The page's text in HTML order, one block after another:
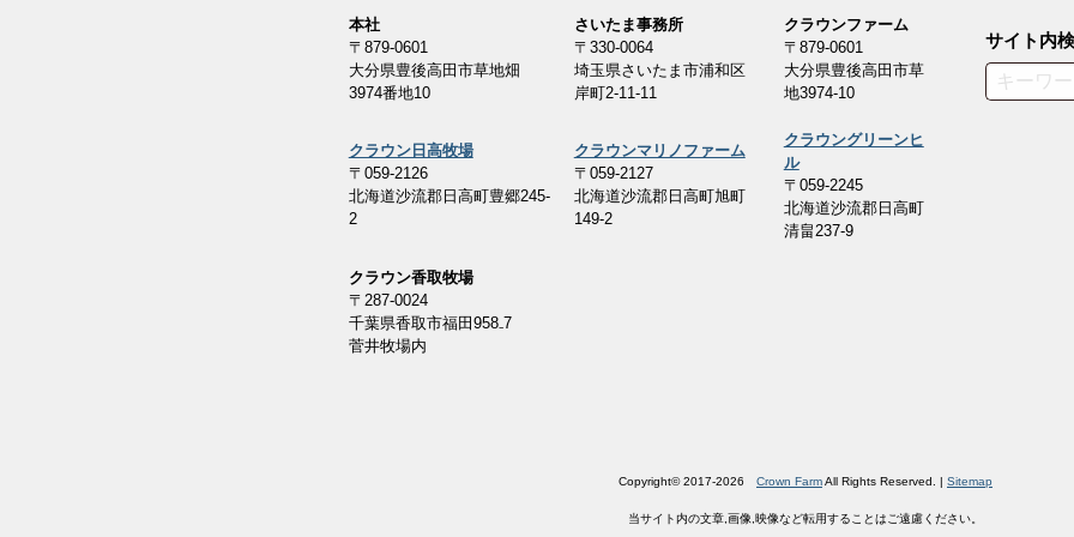
本社
〒879-0601
大分県豊後高田市草地畑
3974番地10
さいたま事務所
〒330-0064
埼玉県さいたま市浦和区
岸町2-11-11
クラウンファーム
〒879-0601
大分県豊後高田市草
地3974-10
クラウン日高牧場
〒059-2126
北海道沙流郡日高町豊郷245-
2
クラウンマリノファーム
〒059-2127
北海道沙流郡日高町旭町
149-2
クラウングリーンヒ
ル
〒059-2245
北海道沙流郡日高町
清畠237-9
クラウン香取牧場
〒287-0024
千葉県香取市福田958₋7
菅井牧場内
サイト内
Search
Copyright© 2017-2026 Crown FarmAll Rights Reserved. | Sitemap
当サイト内の文章,画像,映像など転用することはご遠慮ください。